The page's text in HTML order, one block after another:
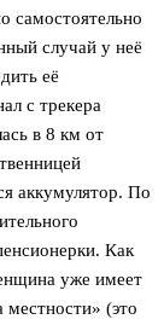
самостоятельно
случай у неё
её
с трекера
в 8 км от
аккумулятор. По
Как
уже имеет
(это